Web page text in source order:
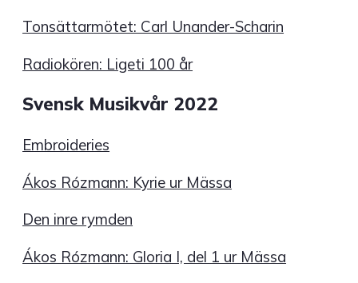
Tonsättarmötet: Carl Unander-Scharin
Radiokören: Ligeti 100 år
Svensk Musikvår 2022
Embroideries
Ákos Rózmann: Kyrie ur Mässa
Den inre rymden
Ákos Rózmann: Gloria I, del 1 ur Mässa